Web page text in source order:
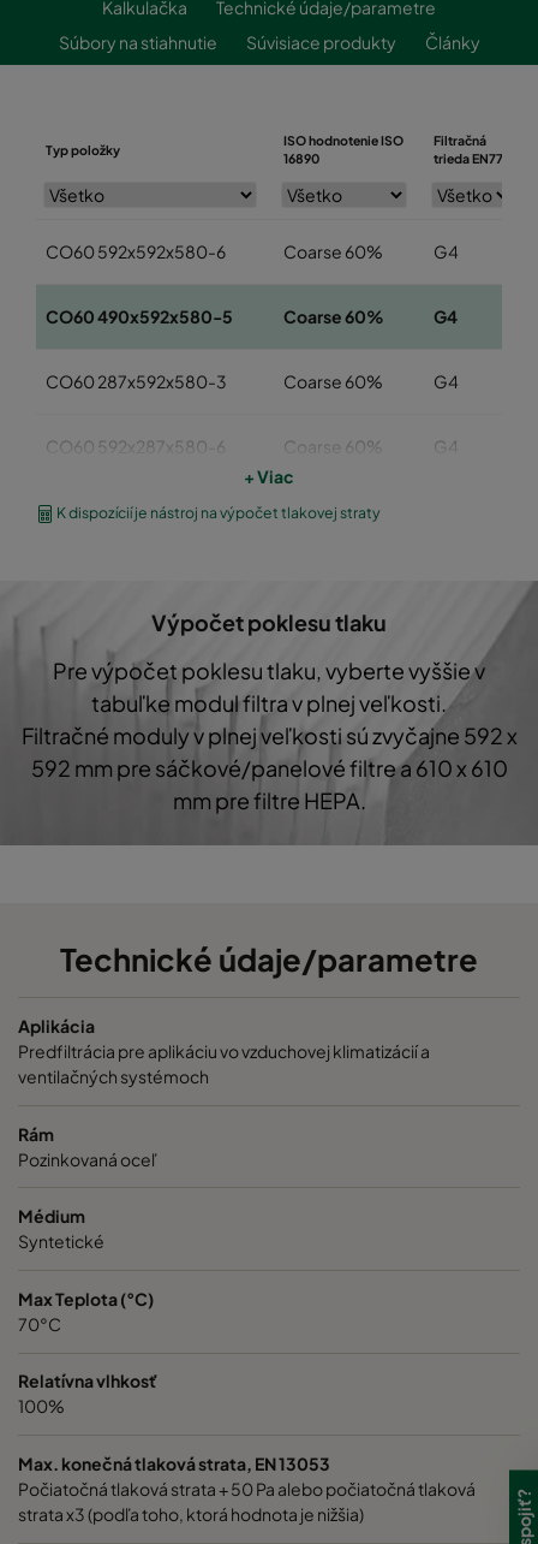
Kalkulačka
Technické údaje/parametre
Súbory na stiahnutie
Súvisiace produkty Články
Typ položky
ISO hodnotenie ISO
16890
Filtračná
trieda EN779
CO60 592x592x580-6 Coarse 60% G4
CO60 490x592x580-5 Coarse 60% G4
CO60 287x592x580-3 Coarse 60% G4
CO60 592x287x580-6 Coarse 60% G4
CO60 287x287x580-3 Coarse 60%
CO60 490x592x360-5
CO60 287x592x360-3 Coarse 60% G4
CO60 287x287x360-3 Coarse 60% G4
+ Viac
K dispozícií je nástroj na výpočet tlakovej straty
Výpočet poklesu tlaku
Pre výpočet poklesu tlaku, vyberte vyššie v
tabuľke modul filtra v plnej veľkosti.
Filtračné moduly v plnej veľkosti sú zvyčajne 592 x
592 mm pre sáčkové/panelové filtre a 610 x 610
mm pre filtre HEPA.
Technické údaje/parametre
Aplikácia
Predfiltrácia pre aplikáciu vo vzduchovej klimatizácií a
ventilačných systémoch
Rám
Pozinkovaná oceľ
Médium
Syntetické
Max Teplota (°C)
70°C
Relatívna vlhkosť
100%
Max. konečná tlaková strata, EN 13053
Počiatočná tlaková strata + 50 Pa alebo počiatočná tlaková
strata x3 (podľa toho, ktorá hodnota je nižšia)